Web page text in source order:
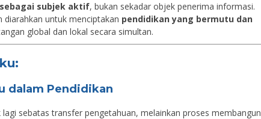
subjek aktif, bukan sekadar objek penerima informasi.
diarahkan untuk menciptakan pendidikan yang bermutu dan
global dan lokal secara simultan.
dalam Pendidikan
sebatas transfer pengetahuan, melainkan proses membangun